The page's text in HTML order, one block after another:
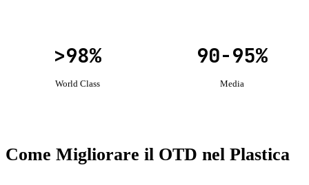
>98%
World Class
90-95%
Media
Come Migliorare il OTD nel Plastica